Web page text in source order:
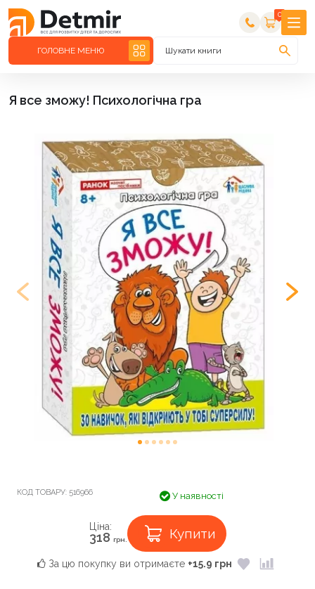
0
ГОЛОВНЕ МЕНЮ Шукати книги
Я все зможу! Психологічна гра
КОД ТОВАРУ: 516966 У наявності
Ціна:
318 грн. Купити
За цю покупку ви отримаєте +15.9 грн